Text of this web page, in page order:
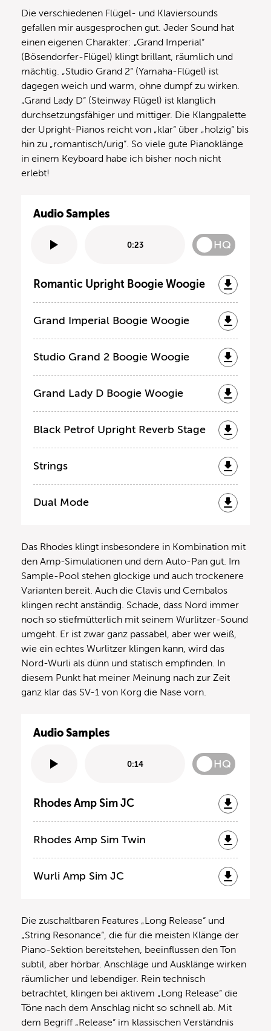
Die verschiedenen Flügel- und Klaviersounds
gefallen mir ausgesprochen gut. Jeder Sound hat
einen eigenen Charakter: „Grand Imperial“
(Bösendorfer-Flügel) klingt brillant, räumlich und
mächtig. „Studio Grand 2“ (Yamaha-Flügel) ist
dagegen weich und warm, ohne dumpf zu wirken.
„Grand Lady D“ (Steinway Flügel) ist klanglich
durchsetzungsfähiger und mittiger. Die Klangpalette
der Upright-Pianos reicht von „klar“ über „holzig“ bis
hin zu „romantisch/urig“. So viele gute Pianoklänge
in einem Keyboard habe ich bisher noch nicht
erlebt!
Audio Samples
0:23 HQ
Romantic Upright Boogie Woogie
Grand Imperial Boogie Woogie
Studio Grand 2 Boogie Woogie
Grand Lady D Boogie Woogie
Black Petrof Upright Reverb Stage
Strings
Dual Mode
Das Rhodes klingt insbesondere in Kombination mit
den Amp-Simulationen und dem Auto-Pan gut. Im
Sample-Pool stehen glockige und auch trockenere
Varianten bereit. Auch die Clavis und Cembalos
klingen recht anständig. Schade, dass Nord immer
noch so stiefmütterlich mit seinem Wurlitzer-Sound
umgeht. Er ist zwar ganz passabel, aber wer weiß,
wie ein echtes Wurlitzer klingen kann, wird das
Nord-Wurli als dünn und statisch empfinden. In
diesem Punkt hat meiner Meinung nach zur Zeit
ganz klar das SV-1 von Korg die Nase vorn.
Audio Samples
0:14 HQ
Rhodes Amp Sim JC
Rhodes Amp Sim Twin
Wurli Amp Sim JC
Die zuschaltbaren Features „Long Release“ und
„String Resonance“, die für die meisten Klänge der
Piano-Sektion bereitstehen, beeinflussen den Ton
subtil, aber hörbar. Anschläge und Ausklänge wirken
räumlicher und lebendiger. Rein technisch
betrachtet, klingen bei aktivem „Long Release“ die
Töne nach dem Anschlag nicht so schnell ab. Mit
dem Begriff „Release“ im klassischen Verständnis